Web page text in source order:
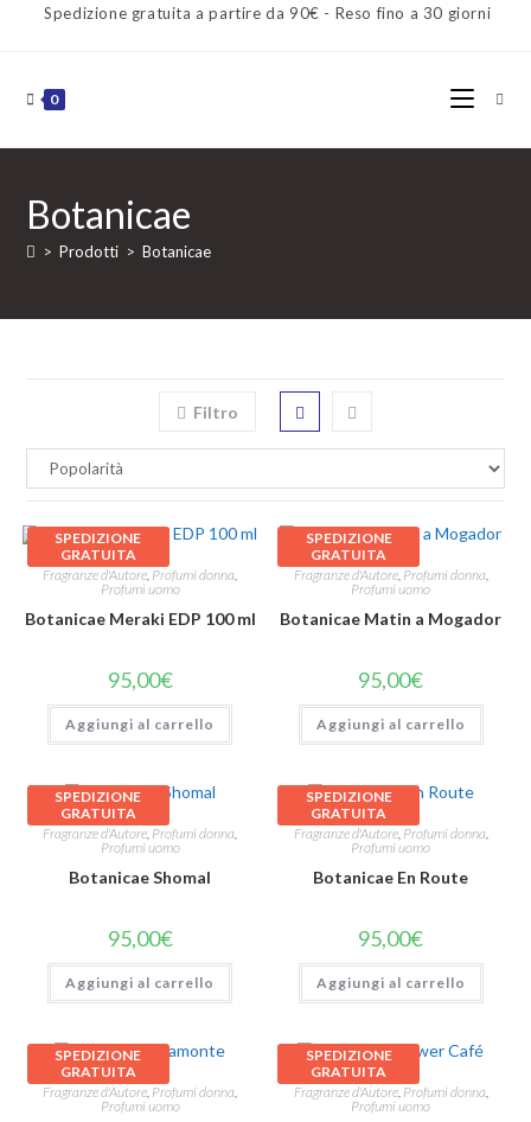
Spedizione gratuita a partire da 90€ - Reso fino a 30 giorni
0
Botanicae
> Prodotti > Botanicae
Filtro
SPEDIZIONE
GRATUITA
Fragranze d'Autore, Profumi donna,
Profumi uomo
Botanicae Meraki EDP 100 ml
95,00€
Aggiungi al carrello
SPEDIZIONE
GRATUITA
Fragranze d'Autore, Profumi donna,
Profumi uomo
Botanicae Matin a Mogador
95,00€
Aggiungi al carrello
SPEDIZIONE
GRATUITA
Fragranze d'Autore, Profumi donna,
Profumi uomo
Botanicae Shomal
95,00€
Aggiungi al carrello
SPEDIZIONE
GRATUITA
Fragranze d'Autore, Profumi donna,
Profumi uomo
Botanicae En Route
95,00€
Aggiungi al carrello
SPEDIZIONE
GRATUITA
Fragranze d'Autore, Profumi donna,
Profumi uomo
SPEDIZIONE
GRATUITA
Fragranze d'Autore, Profumi donna,
Profumi uomo